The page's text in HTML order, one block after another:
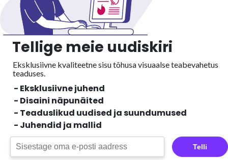
Tellige meie uudiskiri
Eksklusiivne kvaliteetne sisu tõhusa visuaalseteabevahetus
teaduses.
- Eksklusiivne juhend
- Disaini näpunäited
- Teaduslikud uudised ja suundumused
- Juhendid ja mallid
Telli